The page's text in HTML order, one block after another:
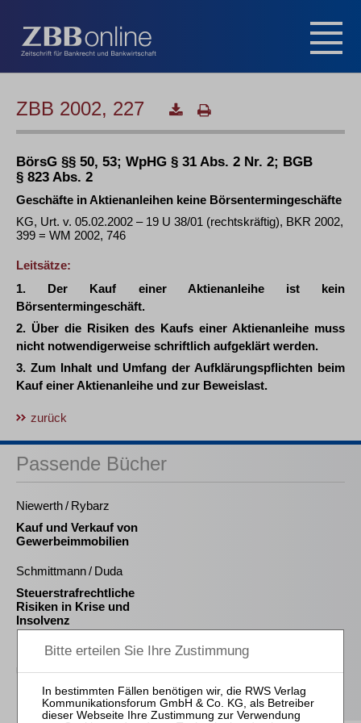
ZBB 2002, 227
BörsG §§ 50, 53; WpHG § 31 Abs. 2 Nr. 2; BGB
§ 823 Abs. 2
Geschäfte in Aktienanleihen keine Börsentermingeschäfte
KG, Urt. v. 05.02.2002 – 19 U 38/01 (rechtskräftig), BKR 2002,
399 = WM 2002, 746
Leitsätze:
1. Der Kauf einer Aktienanleihe ist kein
Börsentermingeschäft.
2. Über die Risiken des Kaufs einer Aktienanleihe muss
nicht notwendigerweise schriftlich aufgeklärt werden.
3. Zum Inhalt und Umfang der Aufklärungspflichten beim
Kauf einer Aktienanleihe und zur Beweislast.
zurück
Passende Bücher
Niewerth / Rybarz
Kauf und Verkauf von
Gewerbeimmobilien
Schmittmann / Duda
Steuerstrafrechtliche
Risiken in Krise und
Insolvenz
Holzapfel / Pöllath / Engelhardt / Fischer (Hrsg.)
Unternehmenskauf in
Recht und Praxis